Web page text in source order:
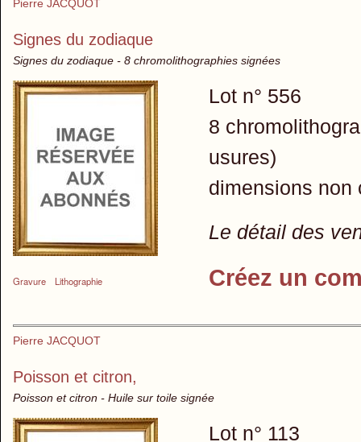
Pierre JACQUOT
Signes du zodiaque
Signes du zodiaque - 8 chromolithographies signées
Gravure Lithographie
Lot n° 556
8
usures)
dimensions non
Le détail des
Créez un
Pierre JACQUOT
Poisson et citron,
Poisson et citron - Huile sur toile signée
Lot n° 113